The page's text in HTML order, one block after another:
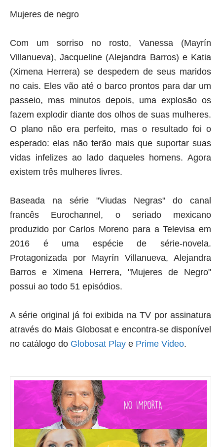
Mujeres de negro
Com um sorriso no rosto, Vanessa (Mayrín
Villanueva), Jacqueline (Alejandra Barros) e Katia
(Ximena Herrera) se despedem de seus maridos
no cais. Eles vão até o barco prontos para dar um
passeio, mas minutos depois, uma explosão os
fazem explodir diante dos olhos de suas mulheres.
O plano não era perfeito, mas o resultado foi o
esperado: elas não terão mais que suportar suas
vidas infelizes ao lado daqueles homens. Agora
existem três mulheres livres.
Baseada na série "Viudas Negras" do canal
francês Eurochannel, o seriado mexicano
produzido por Carlos Moreno para a Televisa em
2016 é uma espécie de série-novela.
Protagonizada por Mayrín Villanueva, Alejandra
Barros e Ximena Herrera, "Mujeres de Negro"
possui ao todo 51 episódios.
A série original já foi exibida na TV por assinatura
através do Mais Globosat e encontra-se disponível
no catálogo do Globosat Play e Prime Video.